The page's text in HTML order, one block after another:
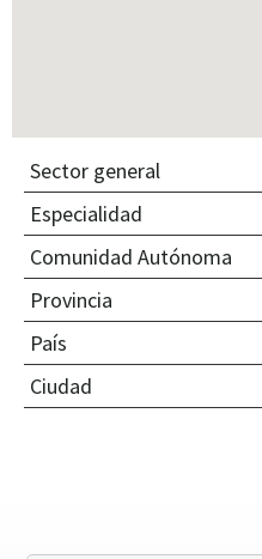
Sector general
Especialidad
Comunidad Autónoma
Provincia
País
Ciudad